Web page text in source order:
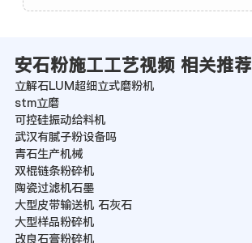
安石粉施工工艺视频 相关推荐
立解石LUM超细立式磨粉机
stm立磨
可控硅振动给料机
武汉有腻子粉设备吗
青石生产机械
双棍链条粉碎机
陶瓷过滤机石墨
大型皮带输送机 石灰石
大型样品粉碎机
改良石膏粉碎机